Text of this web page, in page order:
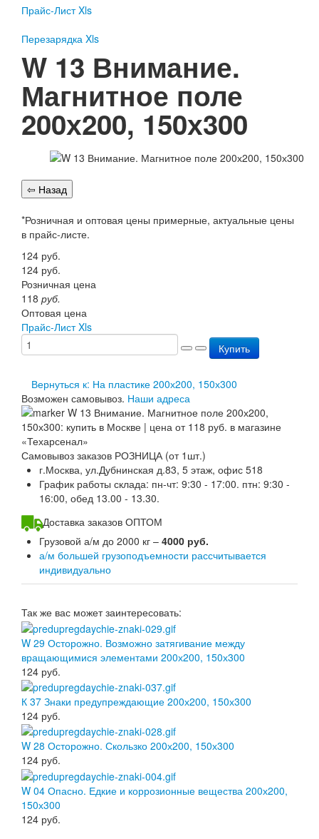
Доставка
Оплата
Гарантии
О нас
Статьи
Публичная оферта
Вопрос-Ответ
Контакты
Перезарядка
Перезарядка ОП
Доставка
Оплата
Гарантии
О нас
Статьи
Публичная оферта
Вопрос-Ответ
Контакты
Прайс-Лист Xls
Перезарядка Xls
W 13 Внимание.
Магнитное поле
200х200, 150х300
*Розничная и оптовая цены примерные, актуальные цены
в прайс-листе.
124 руб.
124 руб.
Розничная цена
118 руб.
Оптовая цена
Прайс-Лист Xls
Купить
Вернуться к: На пластике 200х200, 150х300
Возможен самовывоз. Наши адреса
Самовывоз заказов РОЗНИЦА (от 1шт.)
г.Москва, ул.Дубнинская д.83, 5 этаж, офис 518
График работы склада: пн-чт: 9:30 - 17:00. птн: 9:30 -
16:00, обед 13.00 - 13.30.
Доставка заказов ОПТОМ
Грузовой а/м до 2000 кг – 4000 руб.
а/м большей грузоподъемности рассчитывается
индивидуально
Так же вас может заинтересовать:
W 29 Осторожно. Возможно затягивание между
вращающимися элементами 200х200, 150х300
124 руб.
К 37 Знаки предупреждающие 200х200, 150х300
124 руб.
W 28 Осторожно. Скользко 200х200, 150х300
124 руб.
W 04 Опасно. Едкие и коррозионные вещества 200х200,
150х300
124 руб.